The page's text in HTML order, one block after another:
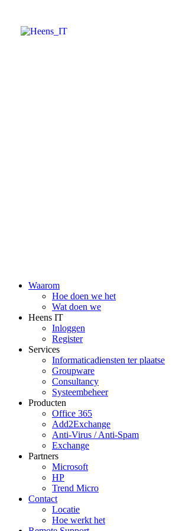
Waarom
Hoe doen we het
Wat doen we
Heens IT
Inloggen
Register
Services
Informaticadiensten ter plaatse
Groupware
Consultancy
Systeembeheer
Producten
Office 365
Add2Exchange
Anti-Virus / Anti-Spam
Exchange
Partners
Microsoft
HP
Trend Micro
Contact
Locatie
Hoe werkt het